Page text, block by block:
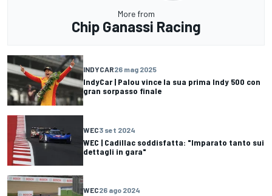
More from
Chip Ganassi Racing
INDYCAR26 mag 2025
IndyCar | Palou vince la sua prima Indy 500 con
gran sorpasso finale
WEC3 set 2024
WEC | Cadillac soddisfatta: "Imparato tanto sui
dettagli in gara"
WEC26 ago 2024